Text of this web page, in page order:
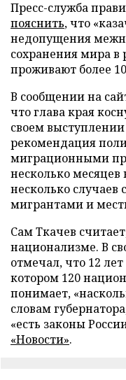
Пресс-служба
пояснить, что
недопущения
сохранения мира в
проживают более
В сообщении на
что глава края
своем
рекомендация
миграционными
несколько месяцев
несколько
мигрантами и
Сам Ткачев
национализме. В
отмечал, что 12
котором 120
понимает,
словам
«есть законы
«Новости».